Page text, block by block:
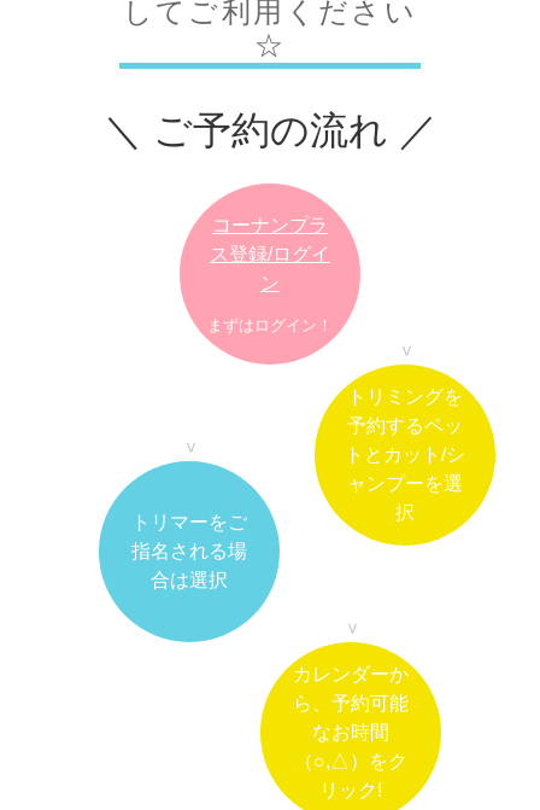
してご利用ください
☆
＼ ご予約の流れ ／
コーナンプラ
ス登録/ログイ
ン
まずはログイン！
トリミングを
予約するペッ
トとカット/シ
ャンプーを選
択
トリマーをご
指名される場
合は選択
カレンダーか
ら、予約可能
なお時間
（○,△）をク
リック!